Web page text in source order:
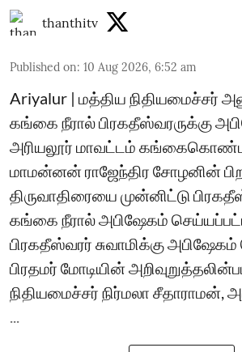
thanthitv
Published on: 10 Aug 2026, 6:52 am
Ariyalur | மத்திய நிதியமைச்சர்
கங்கை நீரால் பிரகதீஸ்வரருக்கு
அரியலூர் மாவட்டம் கங்கைகொண்ட
மாமன்னன் ராஜேந்திர சோழனின்
திருவாதிரையை முன்னிட்டு
கங்கை நீரால் அபிஷேகம்
பிரகதீஸ்வரர் சுவாமிக்கு
பிரதமர் மோடியின்
நிதியமைச்சர் நிர்மலா சீதாராமன்,
...